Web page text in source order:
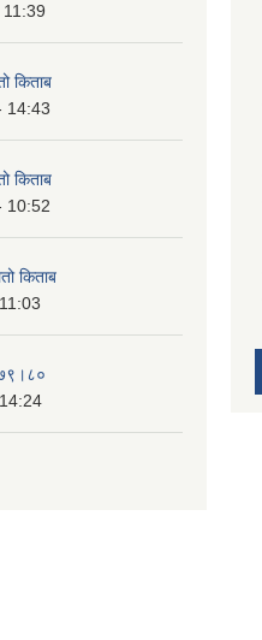
किताब
14:43
किताब
10:52
किताब